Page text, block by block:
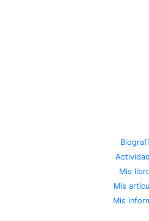
Mis
Mis
Mis